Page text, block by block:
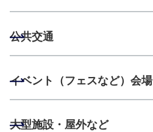
公共交通
イベント（フェスなど）会場
大型施設・屋外など